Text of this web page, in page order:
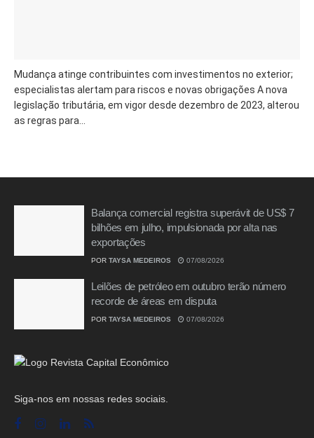
Mudança atinge contribuintes com investimentos no exterior;
especialistas alertam para riscos e novas obrigações A nova
legislação tributária, em vigor desde dezembro de 2023, alterou
as regras para...
Balança comercial registra superávit de US$ 7
bilhões em julho, impulsionada por alta nas
exportações
POR TAYSA MEDEIROS 07/08/2026
Leilões de petróleo em outubro terão número
recorde de áreas em disputa
POR TAYSA MEDEIROS 07/08/2026
Siga-nos em nossas redes sociais.